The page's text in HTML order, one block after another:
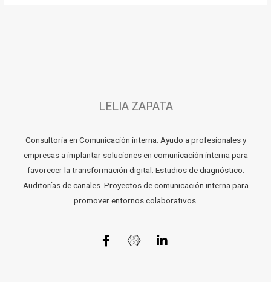
LELIA ZAPATA
Consultoría en Comunicación interna. Ayudo a profesionales y
empresas a implantar soluciones en comunicación interna para
favorecer la transformación digital. Estudios de diagnóstico.
Auditorías de canales. Proyectos de comunicación interna para
promover entornos colaborativos.